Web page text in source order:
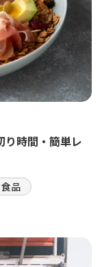
り時間・簡単レ
品